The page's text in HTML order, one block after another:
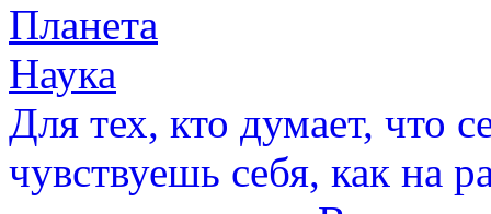
Планета
Наука
Для тех, кто думает, что
чувствуешь себя, как на